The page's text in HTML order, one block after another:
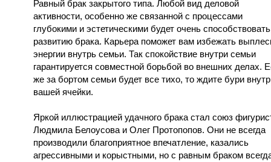
Равный брак закрытого типа. Любой вид деловой
активности, особенно же связанной с процессами
глубокими и эстетическими будет очень способствовать
развитию брака. Карьера поможет вам избежать
энергии внутрь семьи. Так спокойствие внутри семьи
гарантируется совместной борьбой во внешних делах.
же за бортом семьи будет все тихо, то ждите бури
вашей ячейки.
Яркой иллюстрацией удачного брака стал союз
Людмила Белоусова и Олег Протопопов. Они не всегда
производили благоприятное впечатление, казались
агрессивными и корыстными, но с равным браком